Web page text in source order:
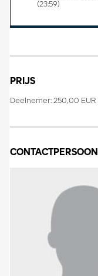
(23:59)
PRIJS
Deelnemer: 250,00 EUR
CONTACTPERSOON